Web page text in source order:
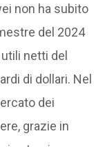
non ha subito
del 2024
netti del
di dollari. Nel
dei
grazie in